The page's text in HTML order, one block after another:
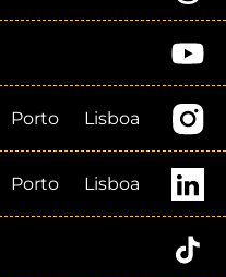
Porto Lisboa
Porto Lisboa